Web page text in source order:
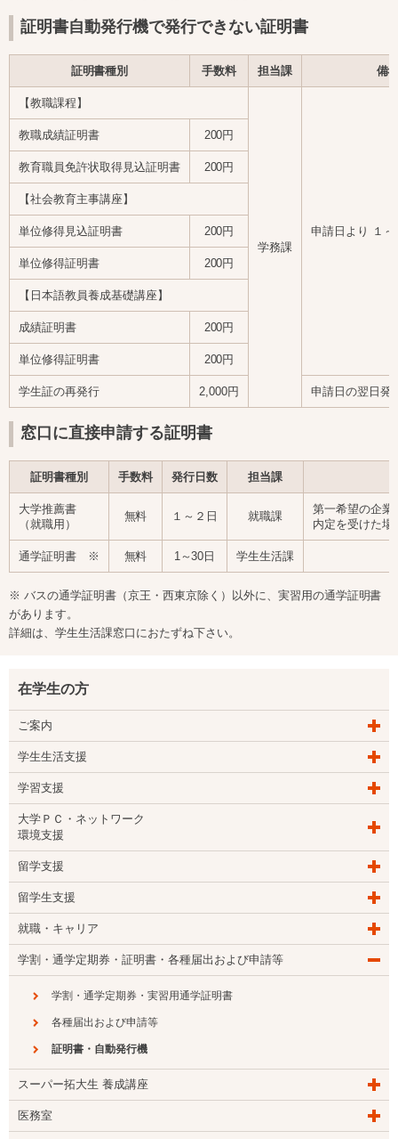
証明書自動発行機で発行できない証明書
証明書種別 手数料 担当課 備
【教職課程】
学務課
申請日より １
教職成績証明書 200円
教育職員免許状取得見込証明書 200円
【社会教育主事講座】
単位修得見込証明書 200円
単位修得証明書 200円
【日本語教員養成基礎講座】
成績証明書 200円
単位修得証明書 200円
学生証の再発行 2,000円 申請日の翌日発
窓口に直接申請する証明書
証明書種別 手数料 発行日数 担当課
大学推薦書
（就職用）
無料 １～２日 就職課
第一希望の企業
内定を受けた場
通学証明書 ※ 無料 1～30日 学生生活課
※ バスの通学証明書（京王・西東京除く）以外に、実習用の通学証明書
があります。
詳細は、学生生活課窓口におたずね下さい。
在学生の方
ご案内
学生生活支援
学習支援
大学ＰＣ・ネットワーク
環境支援
留学支援
留学生支援
就職・キャリア
学割・通学定期券・証明書・各種届出および申請等
学割・通学定期券・実習用通学証明書
各種届出および申請等
証明書・自動発行機
スーパー拓大生 養成講座
医務室